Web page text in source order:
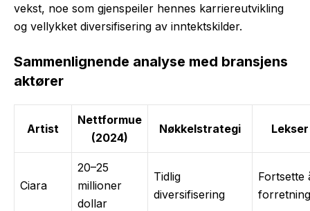
vekst, noe som gjenspeiler hennes karriereutvikling
og vellykket diversifisering av inntektskilder.
Sammenlignende analyse med bransjens
aktører
Artist
Nettformue
(2024)
Nøkkelstrategi
Ciara
20–25
millioner
dollar
Tidlig
diversifisering
Fortsette